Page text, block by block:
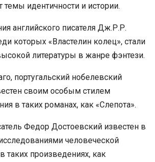
темы идентичности и истории.
английского писателя Дж.Р.Р.
которых «Властелин колец», стали
литературы в жанре фэнтези.
португальский нобелевский
своим особым стилем
в таких романах, как «Слепота».
Федор Достоевский известен в
человеческой
таких произведениях, как